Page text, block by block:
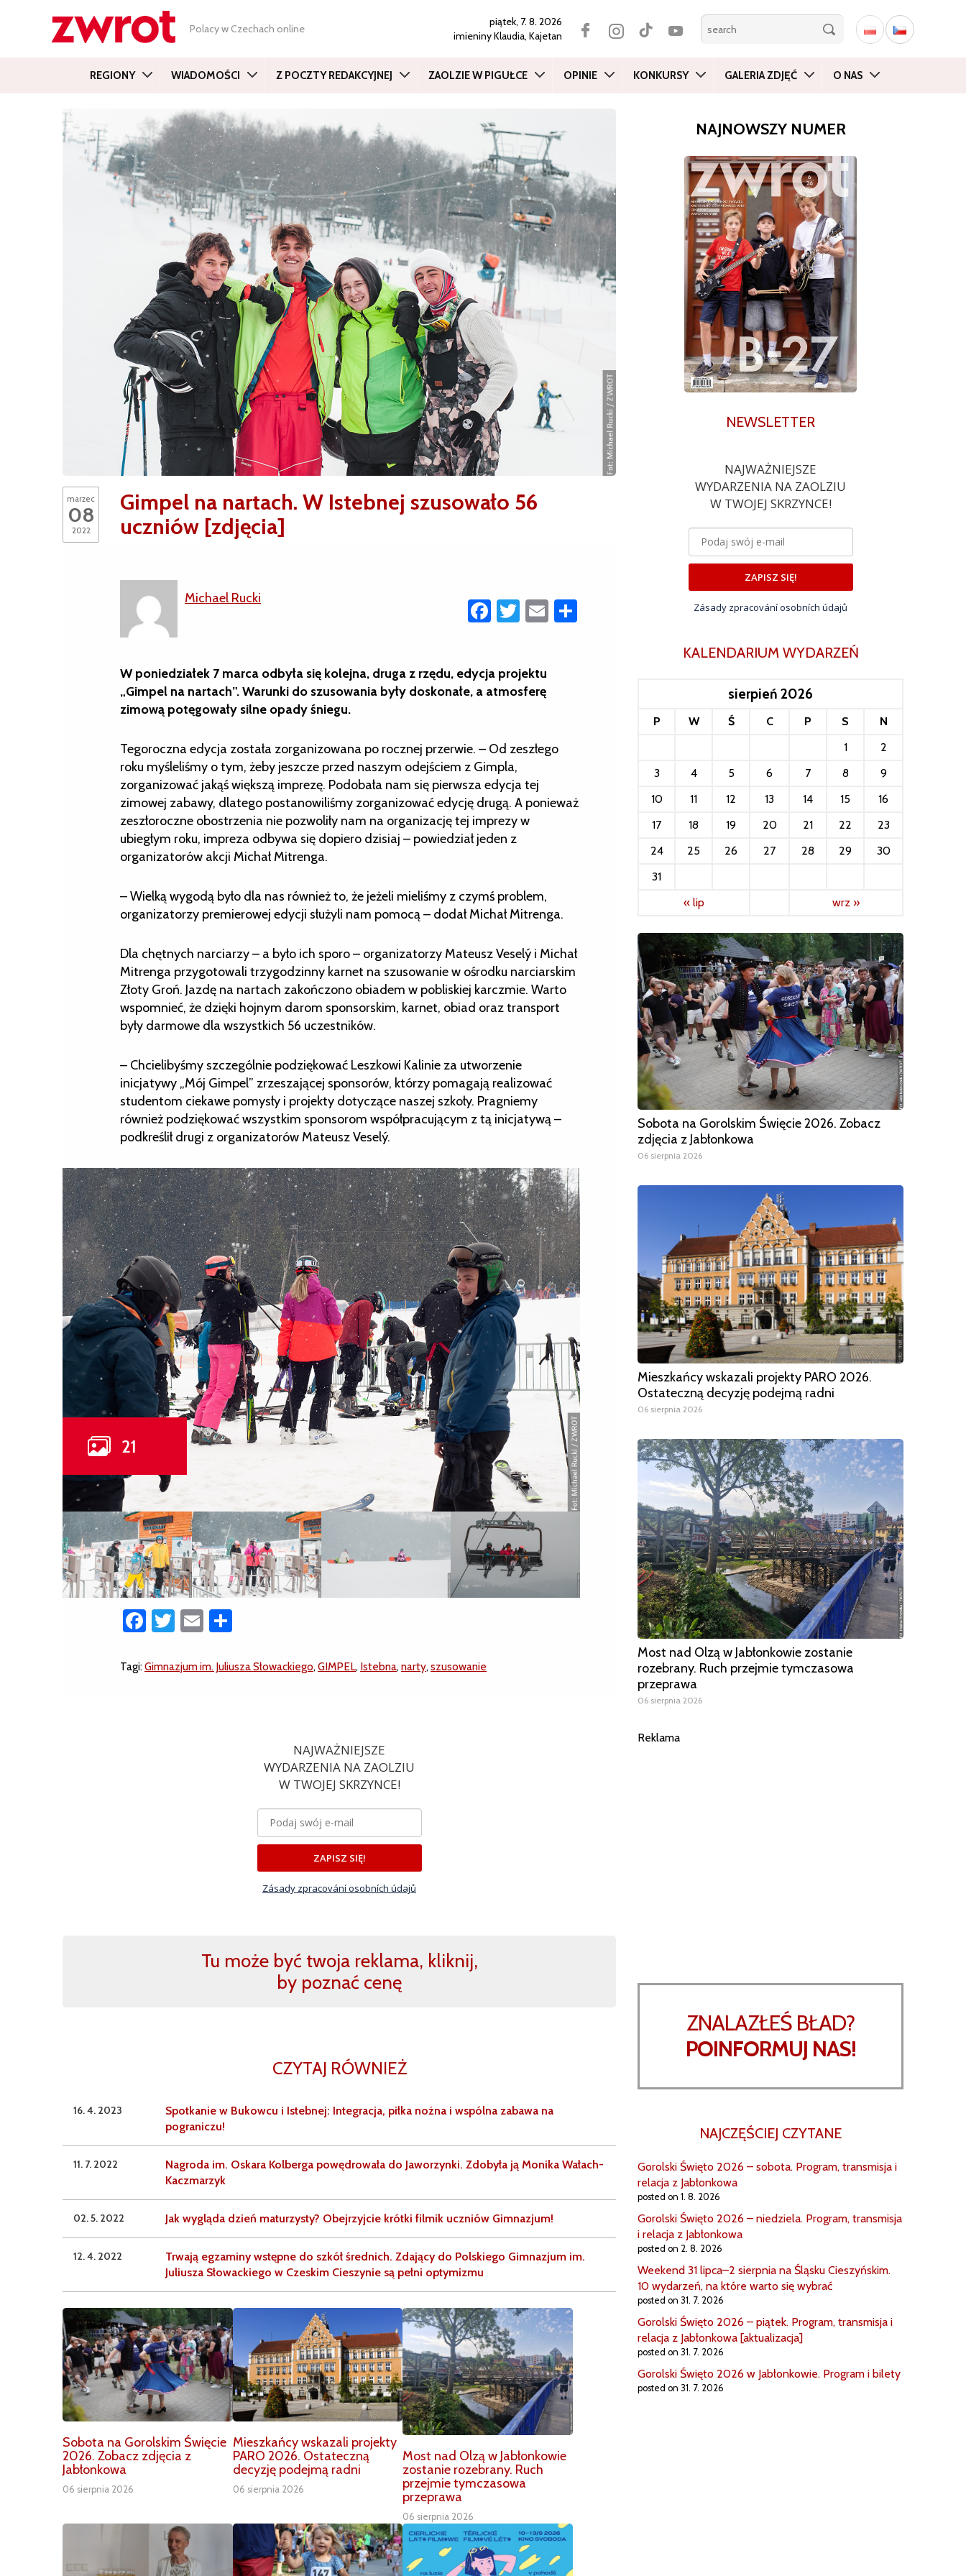
Polacy w Czechach online
piątek, 7. 8. 2026
imieninyKlaudia, Kajetan
REGIONY WIADOMOŚCI Z POCZTY REDAKCYJNEJ ZAOLZIE W PIGUŁCE OPINIE KONKURSY GALERIA ZDJĘĆ O NAS
marzec
08
2022
Gimpel na nartach. W Istebnej szusowało 56
uczniów [zdjęcia]
Michael Rucki Facebook
Twitter
Email
W poniedziałek 7 marca odbyła się kolejna, druga z rzędu, edycja projektu
„Gimpel na nartach”. Warunki do szusowania były doskonałe, a atmosferę
zimową potęgowały silne opady śniegu.
Tegoroczna edycja została zorganizowana po rocznej przerwie. – Od zeszłego
roku myśleliśmy o tym, żeby jeszcze przed naszym odejściem z Gimpla,
zorganizować jakąś większą imprezę. Podobała nam się pierwsza edycja tej
zimowej zabawy, dlatego postanowiliśmy zorganizować edycję drugą. A ponieważ
zeszłoroczne obostrzenia nie pozwoliły nam na organizację tej imprezy w
ubiegłym roku, impreza odbywa się dopiero dzisiaj – powiedział jeden z
organizatorów akcji Michał Mitrenga.
– Wielką wygodą było dla nas również to, że jeżeli mieliśmy z czymś problem,
organizatorzy premierowej edycji służyli nam pomocą – dodał Michał Mitrenga.
Dla chętnych narciarzy – a było ich sporo – organizatorzy Mateusz Veselý i Michał
Mitrenga przygotowali trzygodzinny karnet na szusowanie w ośrodku narciarskim
Złoty Groń. Jazdę na nartach zakończono obiadem w pobliskiej karczmie. Warto
wspomnieć, że dzięki hojnym darom sponsorskim, karnet, obiad oraz transport
były darmowe dla wszystkich 56 uczestników.
– Chcielibyśmy szczególnie podziękować Leszkowi Kalinie za utworzenie
inicjatywy „Mój Gimpel” zrzeszającej sponsorów, którzy pomagają realizować
studentom ciekawe pomysły i projekty dotyczące naszej szkoły. Pragniemy
również podziękować wszystkim sponsorom współpracującym z tą inicjatywą –
podkreślił drugi z organizatorów Mateusz Veselý.
Facebook
Twitter
Email
Tagi:Gimnazjum im. Juliusza Słowackiego,GIMPEL, Istebna,narty,szusowanie
NAJWAŻNIEJSZE
WYDARZENIA NA ZAOLZIU
W TWOJEJ SKRZYNCE!
ZAPISZ SIĘ!
Zásady zpracování osobních údajů
Tu może być twoja reklama, kliknij,
by poznać cenę
CZYTAJ RÓWNIEŻ
16. 4. 2023
Spotkanie w Bukowcu i Istebnej: Integracja, piłka nożna i wspólna zabawa na
pograniczu!
11. 7. 2022
Nagroda im. Oskara Kolberga powędrowała do Jaworzynki. Zdobyła ją Monika Wałach-
Kaczmarzyk
02. 5. 2022 Jak wygląda dzień maturzysty? Obejrzyjcie krótki filmik uczniów Gimnazjum!
12. 4. 2022
Trwają egzaminy wstępne do szkół średnich. Zdający do Polskiego Gimnazjum im.
Juliusza Słowackiego w Czeskim Cieszynie są pełni optymizmu
Sobota na Gorolskim Święcie
2026. Zobacz zdjęcia z
Jabłonkowa
06 sierpnia 2026
Mieszkańcy wskazali projekty
PARO 2026. Ostateczną
decyzję podejmą radni
06 sierpnia 2026
Most nad Olzą w Jabłonkowie
zostanie rozebrany. Ruch
przejmie tymczasowa
przeprawa
06 sierpnia 2026
NAJNOWSZY NUMER
NEWSLETTER
NAJWAŻNIEJSZE
WYDARZENIA NA ZAOLZIU
W TWOJEJ SKRZYNCE!
ZAPISZ SIĘ!
Zásady zpracování osobních údajů
KALENDARIUM WYDARZEŃ
sierpień 2026
P W Ś C P S
N
1
2
3
4 5 6 7 8
9
10
11 12 13 14 15
16
17
18 19 20 21 22
23
24
25 26 27 28 29
30
31
« lip
wrz »
Sobota na Gorolskim Święcie 2026. Zobacz
zdjęcia z Jabłonkowa
06 sierpnia 2026
Mieszkańcy wskazali projekty PARO 2026.
Ostateczną decyzję podejmą radni
06 sierpnia 2026
Most nad Olzą w Jabłonkowie zostanie
rozebrany. Ruch przejmie tymczasowa
przeprawa
06 sierpnia 2026
Reklama
ZNALAZŁEŚ BŁAD?
POINFORMUJ NAS!
NAJCZĘŚCIEJ CZYTANE
Gorolski Święto 2026 – sobota. Program, transmisja i
relacja z Jabłonkowa
posted on 1. 8. 2026
Gorolski Święto 2026 – niedziela. Program, transmisja
i relacja z Jabłonkowa
posted on 2. 8. 2026
Weekend 31 lipca–2 sierpnia na Śląsku Cieszyńskim.
10 wydarzeń, na które warto się wybrać
posted on 31. 7. 2026
Gorolski Święto 2026 – piątek. Program, transmisja i
relacja z Jabłonkowa [aktualizacja]
posted on 31. 7. 2026
Gorolski Święto 2026 w Jabłonkowie. Program i bilety
posted on 31. 7. 2026